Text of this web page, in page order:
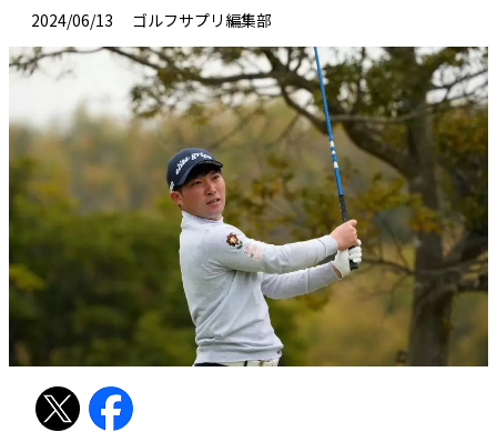
2024/06/13 ゴルフサプリ編集部